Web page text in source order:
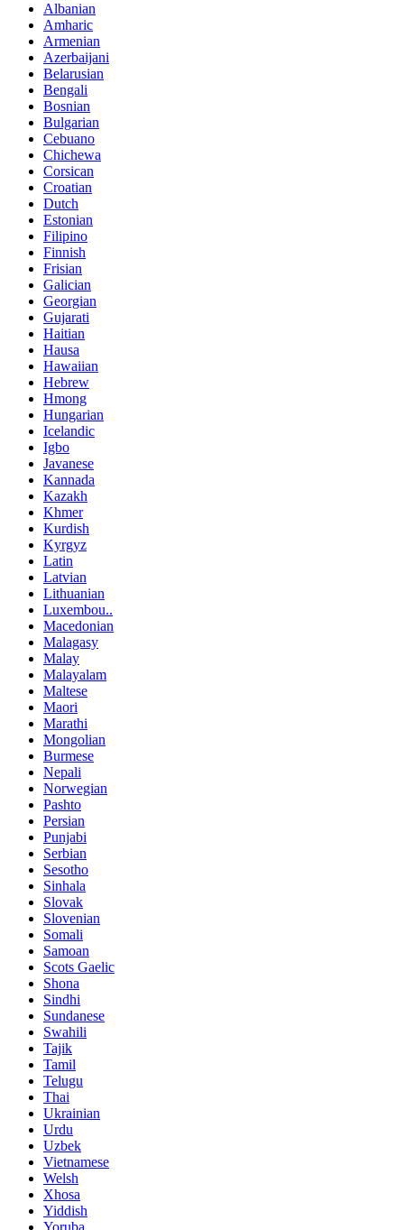
Albanian
Amharic
Armenian
Azerbaijani
Belarusian
Bengali
Bosnian
Bulgarian
Cebuano
Chichewa
Corsican
Croatian
Dutch
Estonian
Filipino
Finnish
Frisian
Galician
Georgian
Gujarati
Haitian
Hausa
Hawaiian
Hebrew
Hmong
Hungarian
Icelandic
Igbo
Javanese
Kannada
Kazakh
Khmer
Kurdish
Kyrgyz
Latin
Latvian
Lithuanian
Luxembou..
Macedonian
Malagasy
Malay
Malayalam
Maltese
Maori
Marathi
Mongolian
Burmese
Nepali
Norwegian
Pashto
Persian
Punjabi
Serbian
Sesotho
Sinhala
Slovak
Slovenian
Somali
Samoan
Scots Gaelic
Shona
Sindhi
Sundanese
Swahili
Tajik
Tamil
Telugu
Thai
Ukrainian
Urdu
Uzbek
Vietnamese
Welsh
Xhosa
Yiddish
Yoruba